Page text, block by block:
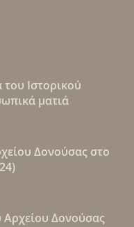
Ιστορικού
ματιά
Δονούσας στο
Αρχείου Δονούσας